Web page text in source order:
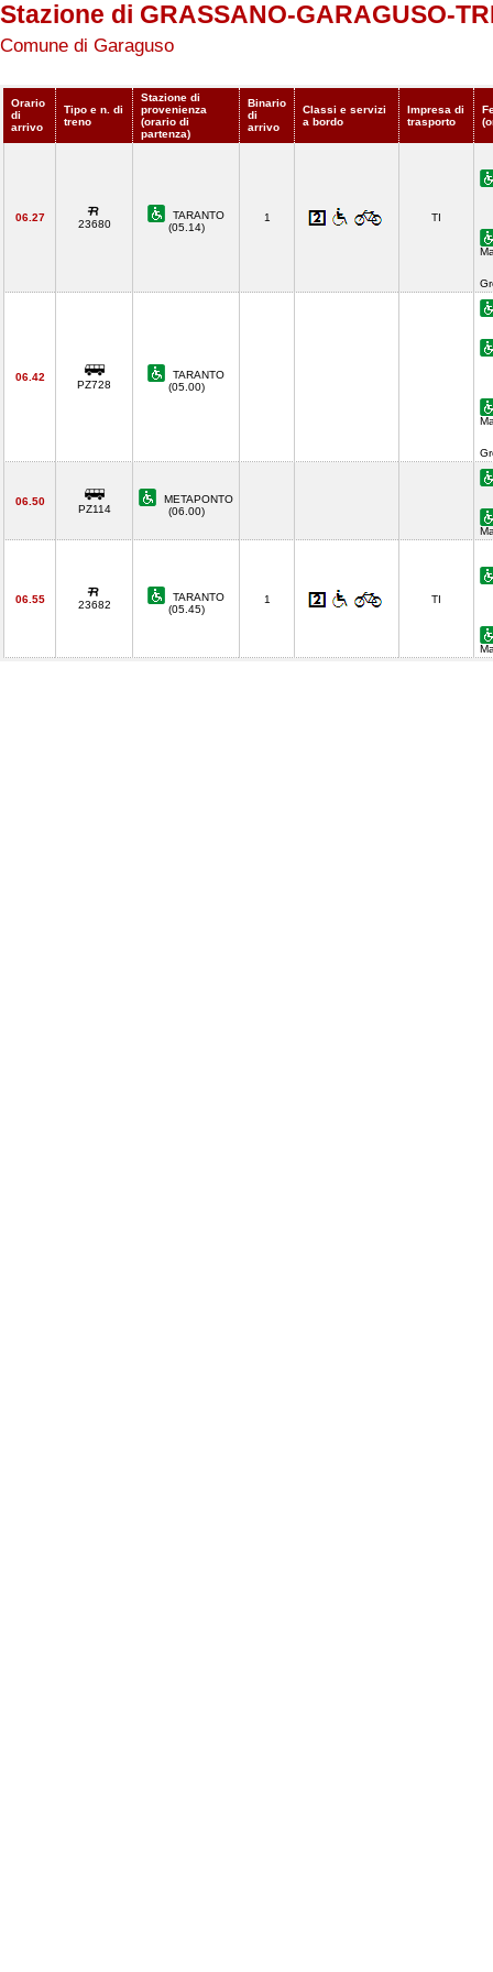
Stazione di GRASSANO-GARAGUSO-
Comune di Garaguso
Orario
di
arrivo
Tipo e n. di
treno
Stazione di
provenienza
(orario di
partenza)
Binario
di
arrivo
Classi e servizi
a bordo
Impresa di
trasporto
06.27
23680
TARANTO
(05.14)
1 TI
06.42
PZ728
TARANTO
(05.00)
06.50
PZ114
METAPONTO
(06.00)
06.55 23682
TARANTO
(05.45)
1 TI